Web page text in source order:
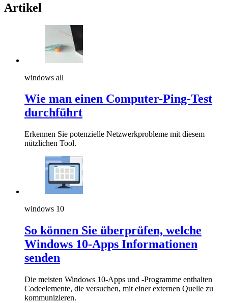
Artikel
windows all
Wie man einen Computer-Ping-Test
durchführt
Erkennen Sie potenzielle Netzwerkprobleme mit diesem
nützlichen Tool.
windows 10
So können Sie überprüfen, welche
Windows 10-Apps Informationen
senden
Die meisten Windows 10-Apps und -Programme enthalten
Codeelemente, die versuchen, mit einer externen Quelle zu
kommunizieren.